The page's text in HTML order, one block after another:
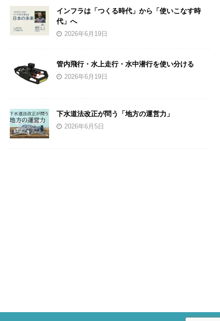
インフラは「つくる時代」から「使いこなす時
代」へ
2026年6月19日
管内飛行・水上走行・水中潜行を使い分ける
2026年6月19日
下水道法改正が問う「地方の運営力」
2026年6月5日